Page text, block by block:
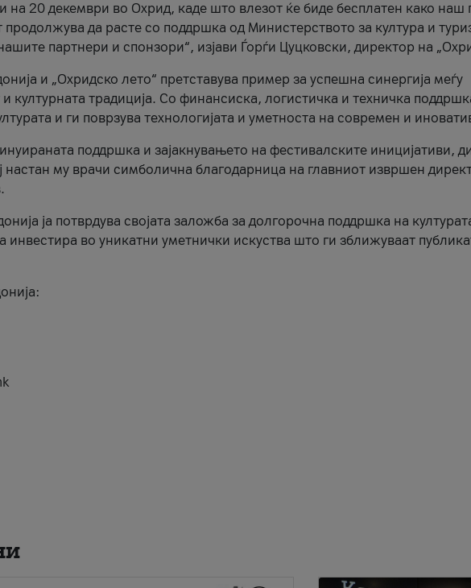
на 20 декември во Охрид, каде што влезот ќе биде бесплатен како наш
да расте со поддршка од Министерството за култура и
партнери и спонзори“, изјави Ѓорѓи Цуцковски, директор на
и „Охридско лето“ претставува пример за успешна синергија меѓу
културната традиција. Со финансиска, логистичка и техничка
и ги поврзува технологијата и уметноста на современ и
поддршка и зајакнувањето на фестивалските иницијативи,
настан му врачи симболична благодарница на главниот извршен
ја потврдува својата заложба за долгорочна поддршка на
инвестира во уникатни уметнички искуства што ги зближуваат